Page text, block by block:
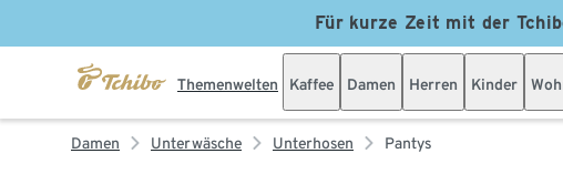
Für kurze Zeit mit der
Themenwelten Kaffee Damen Herren Kinder
Damen Unterwäsche Unterhosen Pantys